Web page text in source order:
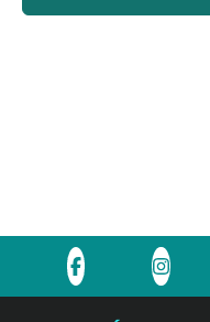
Visite
Visite